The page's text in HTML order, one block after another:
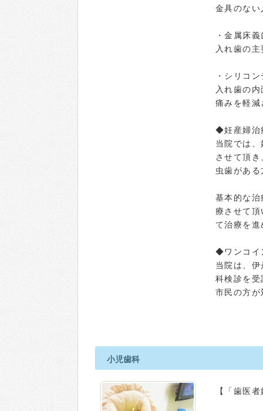
金具のな
・金属床
入れ歯の
・シリコ
入れ歯の
痛みを軽
◆妊産婦治
当院では
させて頂
虫歯があ
基本的な
療させて
て治療を
◆ワンコイ
当院は、
科検診を
市民の方
小児歯科
【「歯医